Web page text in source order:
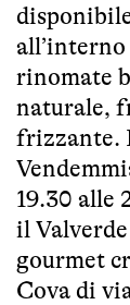
rinomate
naturale,
frizzante.
19.30 alle
il
gourmet
Cova di